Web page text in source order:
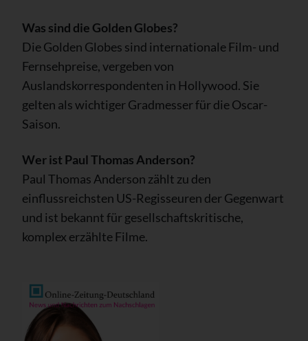
Was sind die Golden Globes?
Die Golden Globes sind internationale Film- und
Fernsehpreise, vergeben von
Auslandskorrespondenten in Hollywood. Sie
gelten als wichtiger Gradmesser für die Oscar-
Saison.
Wer ist Paul Thomas Anderson?
Paul Thomas Anderson zählt zu den
einflussreichsten US-Regisseuren der Gegenwart
und ist bekannt für gesellschaftskritische,
komplex erzählte Filme.